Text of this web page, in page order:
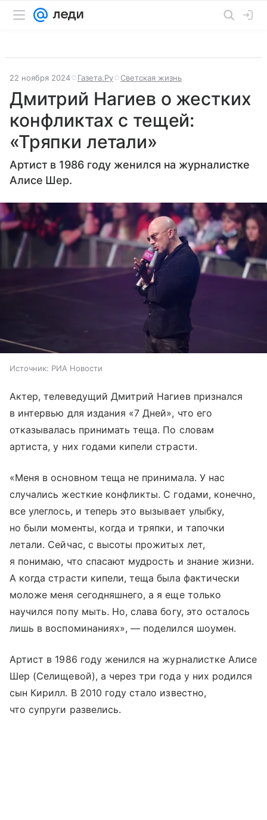
22 ноября 2024 Газета.Ру Светская жизнь
Дмитрий Нагиев о жестких
конфликтах с тещей:
«Тряпки летали»
Артист в 1986 году женился на журналистке
Алисе Шер.
Источник: РИА Новости
Актер, телеведущий Дмитрий Нагиев признался
в интервью для издания «7 Дней», что его
отказывалась принимать теща. По словам
артиста, у них годами кипели страсти.
«Меня в основном теща не принимала. У нас
случались жесткие конфликты. С годами, конечно,
все улеглось, и теперь это вызывает улыбку,
но были моменты, когда и тряпки, и тапочки
летали. Сейчас, с высоты прожитых лет,
я понимаю, что спасают мудрость и знание жизни.
А когда страсти кипели, теща была фактически
моложе меня сегодняшнего, а я еще только
научился попу мыть. Но, слава богу, это осталось
лишь в воспоминаниях», — поделился шоумен.
Артист в 1986 году женился на журналистке Алисе
Шер (Селищевой), а через три года у них родился
сын Кирилл. В 2010 году стало известно,
что супруги развелись.